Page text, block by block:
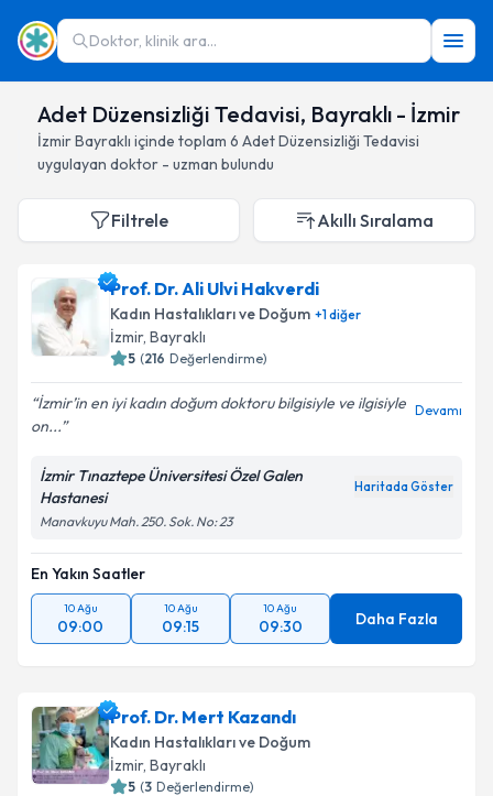
Doktor, klinik ara...
Adet Düzensizliği Tedavisi, Bayraklı - İzmir
İzmirBayraklı içinde toplam 6 Adet Düzensizliği Tedavisi
uygulayan doktor - uzman bulundu
Filtrele Akıllı Sıralama
Prof. Dr. Ali Ulvi Hakverdi
Kadın Hastalıkları ve Doğum +1diğer
İzmir, Bayraklı
5 (216 Değerlendirme)
İzmir’in en iyi kadın doğum doktoru bilgisiyle ve ilgisiyle
on...
Devamı
İzmir Tınaztepe Üniversitesi Özel Galen
Hastanesi
Haritada Göster
Manavkuyu Mah. 250. Sok. No: 23
En Yakın Saatler
10 Ağu
09:00
10 Ağu
09:15
10 Ağu
09:30 Daha Fazla
Prof. Dr. Mert Kazandı
Kadın Hastalıkları ve Doğum
İzmir, Bayraklı
5 (3 Değerlendirme)